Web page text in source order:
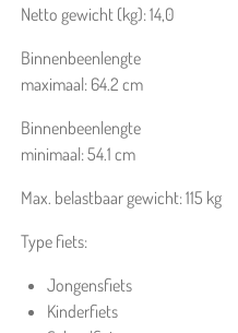
Netto gewicht (kg):14,0
Binnenbeenlengte
maximaal: 64.2 cm
Binnenbeenlengte
minimaal:54.1 cm
Max. belastbaar gewicht:115 kg
Type fiets:
Jongensfiets
Kinderfiets